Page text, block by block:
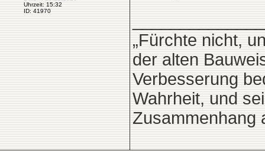
Uhrzeit: 15:32
ID: 41970
„Fürchte nicht,
der alten
Verbesserung
Wahrheit, und
Zusammenhang